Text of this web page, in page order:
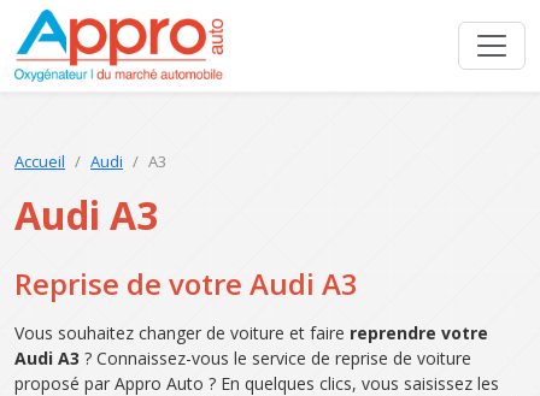
Accueil Audi A3
Audi A3
Reprise de votre Audi A3
Vous souhaitez changer de voiture et faire reprendre votre
Audi A3 ? Connaissez-vous le service de reprise de voiture
proposé par Appro Auto ? En quelques clics, vous saisissez les